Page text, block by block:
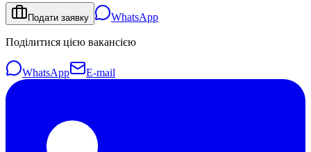
Подати заявку WhatsApp
Поділитися цією вакансією
WhatsApp E-mail